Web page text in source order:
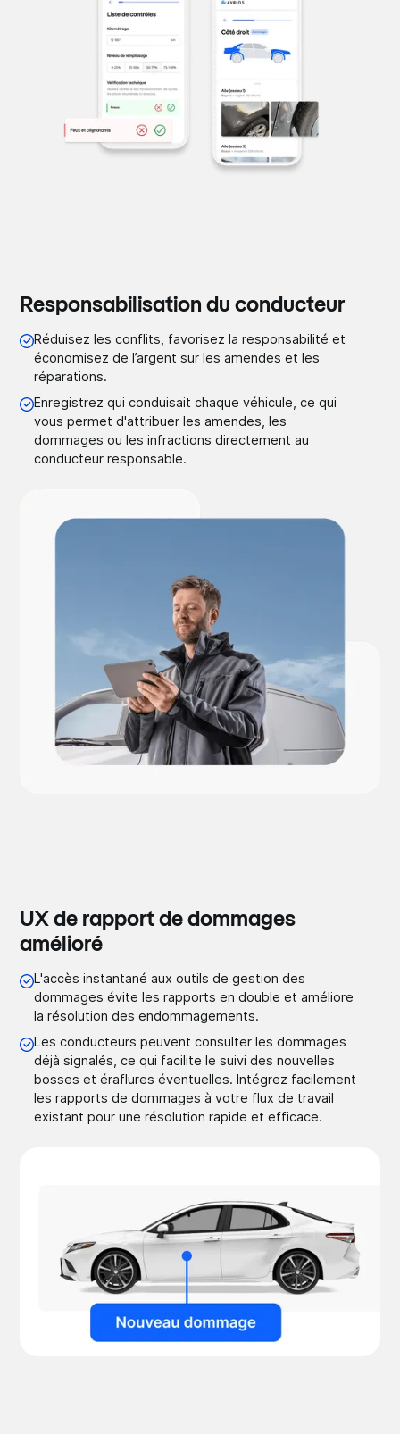
Responsabilisation du conducteur
Réduisez les conflits, favorisez la responsabilité et
économisez de l’argent sur les amendes et les
réparations.
Enregistrez qui conduisait chaque véhicule, ce qui
vous permet d'attribuer les amendes, les
dommages ou les infractions directement au
conducteur responsable.
UX de rapport de dommages
amélioré
L'accès instantané aux outils de gestion des
dommages évite les rapports en double et améliore
la résolution des endommagements.
Les conducteurs peuvent consulter les dommages
déjà signalés, ce qui facilite le suivi des nouvelles
bosses et éraflures éventuelles. Intégrez facilement
les rapports de dommages à votre flux de travail
existant pour une résolution rapide et efficace.